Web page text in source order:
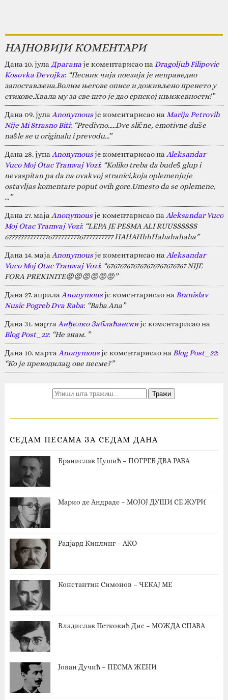
НАЈНОВИЈИ КОМЕНТАРИ
Дана 10. јула Драганаје коментарисао на Dragoljub Filipovic
Kosovka Devojka: “Песник чија поезија је неправедно
запостављена.Волим његове описе и доживљено пренето у
стихове.Хвала му за све што је дао српској књижевности!”
Дана 09. јула Anonymousје коментарисао на Marija Petrovih
Nije Mi Strasno Biti: “Predivno.....Dve slične, emotivne duše
našle se u originalu i prevodu...”
Дана 28. јуна Anonymousје коментарисао на Aleksandar
Vuco Moj Otac Tramvaj Vozi: “Koliko treba da budeš glup i
nevaspitan pa da na ovakvoj stranici,koja oplemenjuje
ostavljas komentare poput ovih gore.Umesto da se oplemene,
…”
Дана 27. маја Anonymousје коментарисао на Aleksandar Vuco
Moj Otac Tramvaj Vozi: “LEPA JE PESMA ALI RUUSSSSSS
67777777777777677777777767777777777 HAHAHhhHahahahaha”
Дана 14. маја Anonymousје коментарисао на Aleksandar
Vuco Moj Otac Tramvaj Vozi: “676767676767676767676767 NIJE
FORA PREKINITE😡😡😡😡😡😡”
Дана 27. априла Anonymousје коментарисао на Branislav
Nusic Pogreb Dva Raba: “Baba Ana”
Дана 31. марта Анђелко Заблаћанскије коментарисао на
Blog Post_22: “Не знам. ”
Дана 10. марта Anonymousје коментарисао на Blog Post_22:
“Ко је преводилац ове песме?”
СЕДАМ ПЕСАМА ЗА СЕДАМ ДАНА
Бранислав Нушић – ПОГРЕБ ДВА РАБА
Марио де Андраде – МОЈОЈ ДУШИ СЕ ЖУРИ
Радјард Киплинг – АКО
Константин Симонов – ЧЕКАЈ МЕ
Владислав Петковић Дис – МОЖДА СПАВА
Јован Дучић – ПЕСМА ЖЕНИ